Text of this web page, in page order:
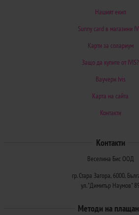
Нашият екип
Sunny card в магазини
Карти за солариум
Защо да купите от IVIS?
Ваучери Ivis
Карта на сайта
Контакти
Контакти
Веселина Бис ООД
гр. Стара Загора, 6000,
ул. "Димитър Наумов"
Методи на